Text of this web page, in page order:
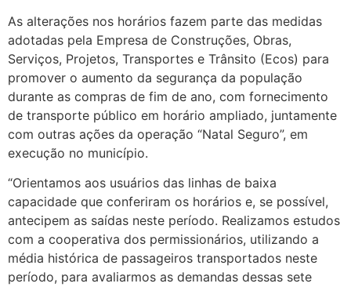
As alterações nos horários fazem parte das medidas
adotadas pela Empresa de Construções, Obras,
Serviços, Projetos, Transportes e Trânsito (Ecos) para
promover o aumento da segurança da população
durante as compras de fim de ano, com fornecimento
de transporte público em horário ampliado, juntamente
com outras ações da operação “Natal Seguro”, em
execução no município.
“Orientamos aos usuários das linhas de baixa
capacidade que conferiram os horários e, se possível,
antecipem as saídas neste período. Realizamos estudos
com a cooperativa dos permissionários, utilizando a
média histórica de passageiros transportados neste
período, para avaliarmos as demandas dessas sete